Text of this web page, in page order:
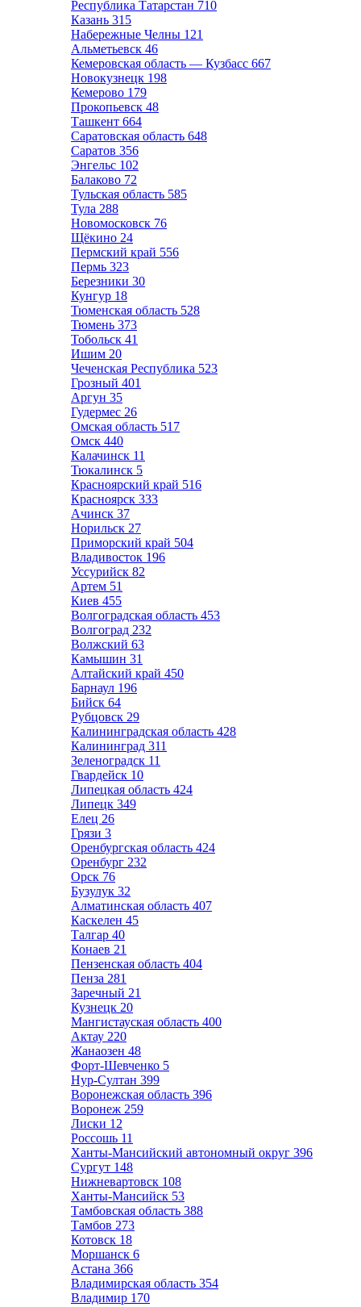
Республика Татарстан 710
Казань 315
Набережные Челны 121
Альметьевск 46
Кемеровская область — Кузбасс 667
Новокузнецк 198
Кемерово 179
Прокопьевск 48
Ташкент 664
Саратовская область 648
Саратов 356
Энгельс 102
Балаково 72
Тульская область 585
Тула 288
Новомосковск 76
Щёкино 24
Пермский край 556
Пермь 323
Березники 30
Кунгур 18
Тюменская область 528
Тюмень 373
Тобольск 41
Ишим 20
Чеченская Республика 523
Грозный 401
Аргун 35
Гудермес 26
Омская область 517
Омск 440
Калачинск 11
Тюкалинск 5
Красноярский край 516
Красноярск 333
Ачинск 37
Норильск 27
Приморский край 504
Владивосток 196
Уссурийск 82
Артем 51
Киев 455
Волгоградская область 453
Волгоград 232
Волжский 63
Камышин 31
Алтайский край 450
Барнаул 196
Бийск 64
Рубцовск 29
Калининградская область 428
Калининград 311
Зеленоградск 11
Гвардейск 10
Липецкая область 424
Липецк 349
Елец 26
Грязи 3
Оренбургская область 424
Оренбург 232
Орск 76
Бузулук 32
Алматинская область 407
Каскелен 45
Талгар 40
Конаев 21
Пензенская область 404
Пенза 281
Заречный 21
Кузнецк 20
Мангистауская область 400
Актау 220
Жанаозен 48
Форт-Шевченко 5
Нур-Султан 399
Воронежская область 396
Воронеж 259
Лиски 12
Россошь 11
Ханты-Мансийский автономный округ 396
Сургут 148
Нижневартовск 108
Ханты-Мансийск 53
Тамбовская область 388
Тамбов 273
Котовск 18
Моршанск 6
Астана 366
Владимирская область 354
Владимир 170